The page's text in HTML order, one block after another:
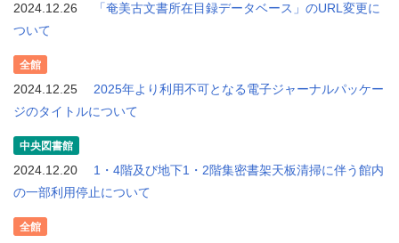
2024.12.26
「奄美古文書所在目録データベース」のURL変更に
ついて
全館
2024.12.25
2025年より利用不可となる電子ジャーナルパッケー
ジのタイトルについて
中央図書館
2024.12.20
1・4階及び地下1・2階集密書架天板清掃に伴う館内
の一部利用停止について
全館